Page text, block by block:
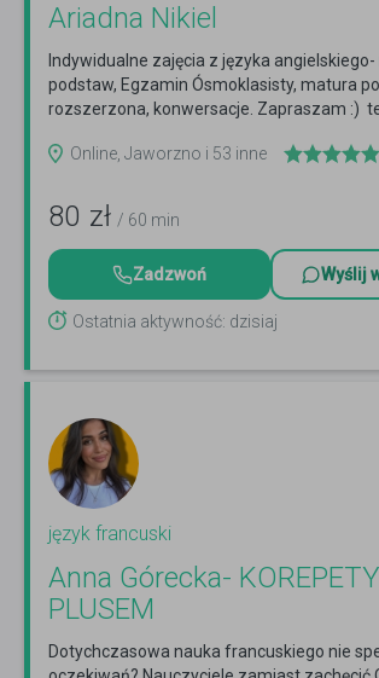
Ariadna Nikiel
Indywidualne zajęcia z języka angielskiego-
podstaw, Egzamin Ósmoklasisty, matura
rozszerzona, konwersacje. Zapraszam :)
Online, Jaworzno i 53 inne
80 zł / 60 min
Zadzwoń Wyślij
Ostatnia aktywność: dzisiaj
język francuski
Anna Górecka-
PLUSEM
Dotychczasowa nauka francuskiego nie